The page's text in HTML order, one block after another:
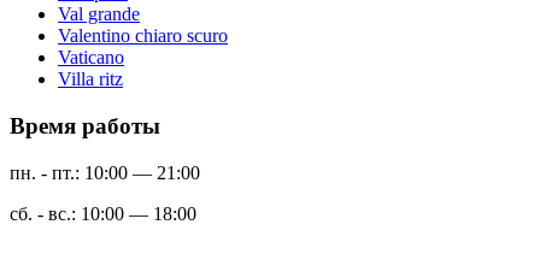
Val grande
Valentino chiaro scuro
Vaticano
Villa ritz
Время работы
пн. - пт.: 10:00 — 21:00
сб. - вс.: 10:00 — 18:00